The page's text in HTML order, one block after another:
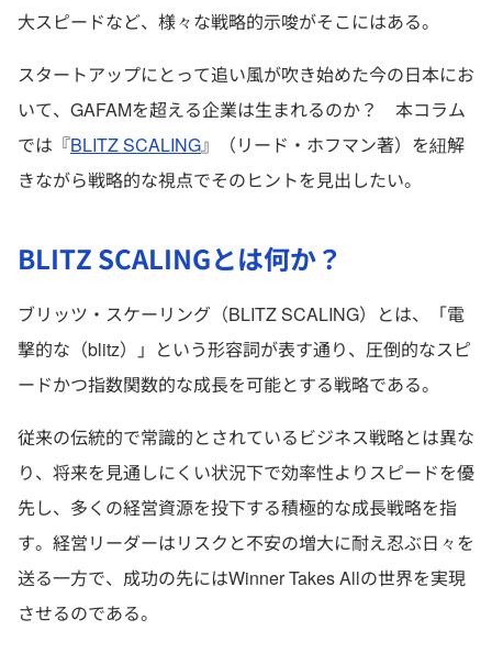
大スピードなど、様々な戦略的示唆がそこにはある。
スタートアップにとって追い風が吹き始めた今の日本にお
いて、GAFAMを超える企業は生まれるのか？ 本コラム
では『BLITZ SCALING』（リード・ホフマン著）を紐解
きながら戦略的な視点でそのヒントを見出したい。
BLITZ SCALINGとは何か？
ブリッツ・スケーリング（BLITZ SCALING）とは、「電
撃的な（blitz）」という形容詞が表す通り、圧倒的なスピ
ードかつ指数関数的な成長を可能とする戦略である。
従来の伝統的で常識的とされているビジネス戦略とは異な
り、将来を見通しにくい状況下で効率性よりスピードを優
先し、多くの経営資源を投下する積極的な成長戦略を指
す。経営リーダーはリスクと不安の増大に耐え忍ぶ日々を
送る一方で、成功の先にはWinner Takes Allの世界を実現
させるのである。